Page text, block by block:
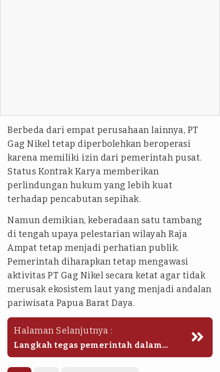
Berbeda dari empat perusahaan lainnya, PT
Gag Nikel tetap diperbolehkan beroperasi
karena memiliki izin dari pemerintah pusat.
Status Kontrak Karya memberikan
perlindungan hukum yang lebih kuat
terhadap pencabutan sepihak.
Namun demikian, keberadaan satu tambang
di tengah upaya pelestarian wilayah Raja
Ampat tetap menjadi perhatian publik.
Pemerintah diharapkan tetap mengawasi
aktivitas PT Gag Nikel secara ketat agar tidak
merusak ekosistem laut yang menjadi andalan
pariwisata Papua Barat Daya.
Halaman Selanjutnya :
Langkah tegas pemerintah dalam
mencabut izin tambang ini menjadi
sinyal kuat bahwa pembangunan